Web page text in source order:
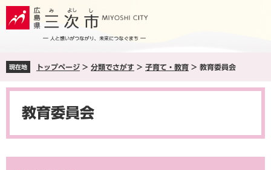
ペ
ジ
メ
ュ
現在地 トップページ > 分類でさがす > 子育て・教育 > 教育委員会
本
教育委員会